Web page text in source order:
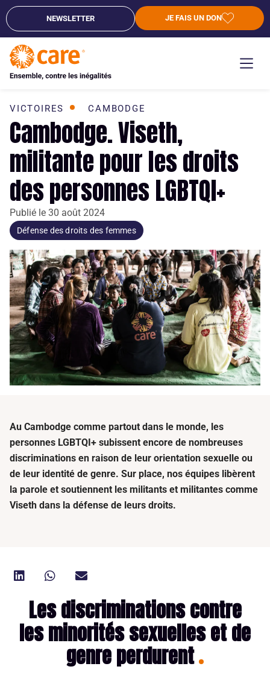
NEWSLETTER JE FAIS UN DON
VICTOIRES CAMBODGE
Cambodge. Viseth,
militante pour les droits
des personnes LGBTQI+
Publié le 30 août 2024
Défense des droits des femmes
Au Cambodge comme partout dans le monde, les
personnes LGBTQI+ subissent encore de nombreuses
discriminations en raison de leur orientation sexuelle ou
de leur identité de genre. Sur place, nos équipes libèrent
la parole et soutiennent les militants et militantes comme
Viseth dans la défense de leurs droits.
Les discriminations contre
les minorités sexuelles et de
genre perdurent